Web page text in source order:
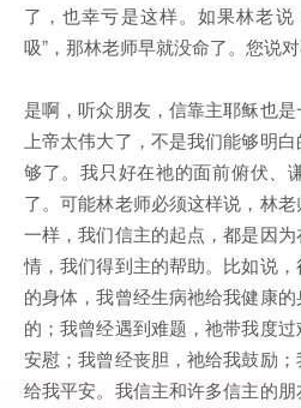
了，也幸亏是这样。如果林老
吸”，那林老师早就没命了。您说
是啊，听众朋友，信靠主耶稣也
上帝太伟大了，不是我们能够明
够了。我只好在祂的面前俯伏、
了。可能林老师必须这样说，林
一样，我们信主的起点，都是因
情，我们得到主的帮助。比如说
的身体，我曾经生病祂给我健康
的；我曾经遇到难题，祂带我度
安慰；我曾经丧胆，祂给我鼓励
给我平安。我信主和许多信主的